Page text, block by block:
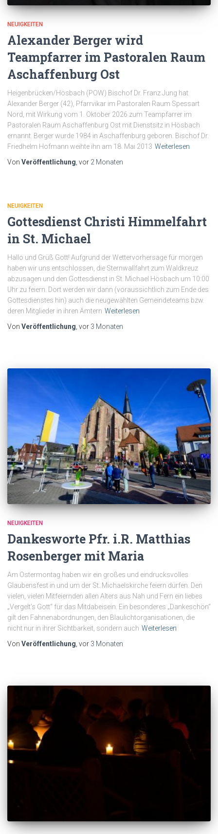
NEUIGKEITEN
Alexander Berger wird
Teampfarrer im Pastoralen Raum
Aschaffenburg Ost
Heigenbrücken/Hösbach (POW) Bischof Dr. Franz Jung hat
Alexander Berger (42), Pfarrvikar im Pastoralen Raum Spessart
Nord, mit Wirkung vom 1. Oktober 2026 zum Teampfarrer im
Pastoralen Raum Aschaffenburg Ost mit Dienstsitz in Hösbach
ernannt. Berger wurde 1984 in Aschaffenburg geboren. Bischof Dr.
Friedhelm Hofmann weihte ihn am 18. Mai 2013 Weiterlesen
Von Veröffentlichung, vor 2 Monaten
NEUIGKEITEN
Gottesdienst Christi Himmelfahrt
in St. Michael
Hallo und Grüß Gott! Aufgrund der Wettervorhersage für morgen
haben wir uns entschlossen, die Sternwallfahrt zum Waldkreuz
abzusagen und den Gottesdienst in St. Michael Hösbach um 10:00
Uhr zu feiern. Dort werden wir dann (voraussichtlich zum Ende des
Gottesdienstes hin) auch die neugewählten Gemeindeteams bzw.
deren Mitglieder in ihren Ämtern Weiterlesen
Von Veröffentlichung, vor 3 Monaten
NEUIGKEITEN
Dankesworte Pfr. i.R. Matthias
Rosenberger mit Maria
Am Ostermontag haben wir ein großes und eindrucksvolles
Glaubensfest in und um der St. Michaelskirche feiern dürfen. Den
vielen, vielen Mitfeiernden allen Alters aus Nah und Fern ein liebes
„Vergelt’s Gott“ für das Mitdabeisein. Ein besonderes „Dankeschön“
gilt den Fahnenabordnungen, den Blaulichtorganisationen, die
nicht nur in ihrer Sichtbarkeit, sondern auch Weiterlesen
Von Veröffentlichung , vor 3 Monaten